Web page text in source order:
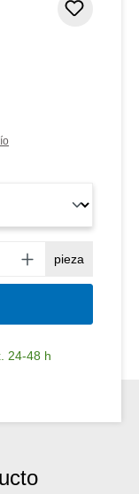
pieza
24-48 h